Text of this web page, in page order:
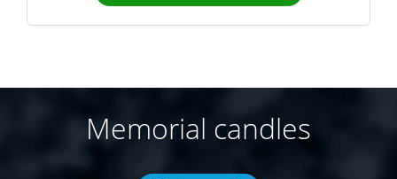
Memorial candles